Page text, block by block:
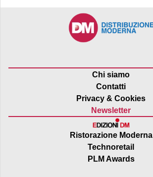
Chi siamo
Contatti
Privacy & Cookies
Newsletter
Ristorazione Moderna
Technoretail
PLM Awards